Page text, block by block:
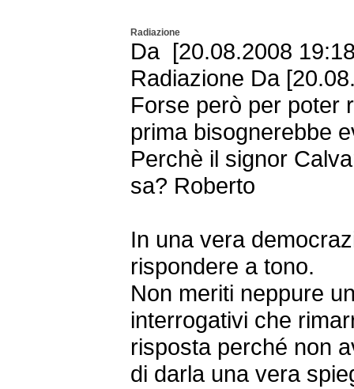
Radiazione
Da [20.08.2008
Radiazione Da
Forse però per poter
prima bisognerebbe
Perchè il signor
sa? Roberto
In una vera
rispondere a tono.
Non meriti neppure
interrogativi che
risposta perché non
di darla una vera